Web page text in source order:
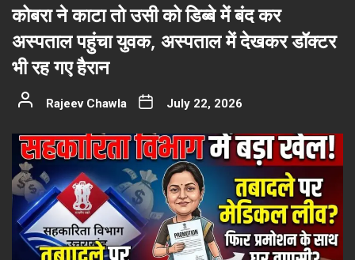
कोबरा ने काटा तो उसी को डिब्बे में बंद कर
अस्पताल पहुंचा युवक, अस्पताल में देखकर डॉक्टर
भी रह गए हैरान
Rajeev Chawla July 22, 2026